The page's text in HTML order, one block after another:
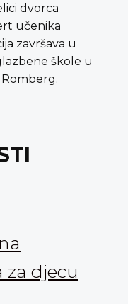
dvorca
učenika
završava u
škole u
djecu